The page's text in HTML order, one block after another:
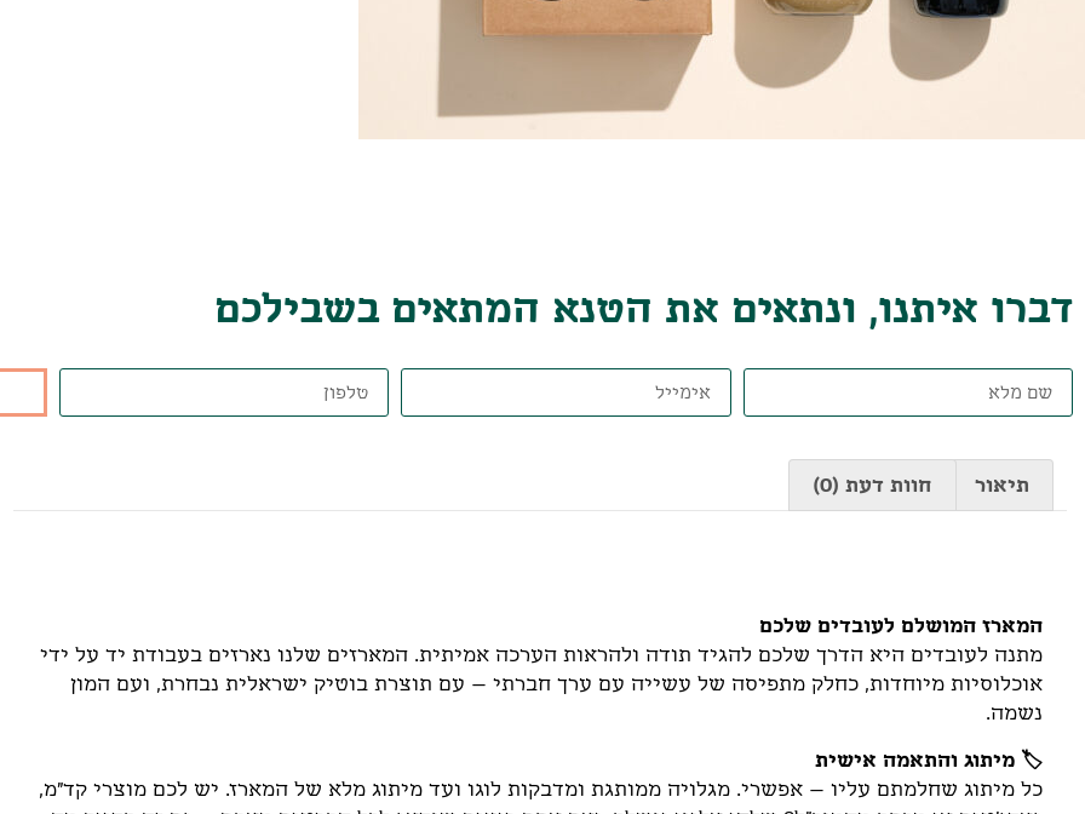
דברו איתנו, ונתאים את הטנא המתאים בשבילכם
תיאור חוות דעת (0)
המארז המושלם לעובדים שלכם
מתנה לעובדים היא הדרך שלכם להגיד תודה ולהראות הערכה אמיתית. המארזים שלנו נארזים בעבודת יד על ידי
אוכלוסיות מיוחדות, כחלק מתפיסה של עשייה עם ערך חברתי – עם תוצרת בוטיק ישראלית נבחרת, ועם המון
נשמה.
🏷️ מיתוג והתאמה אישית
כל מיתוג שחלמתם עליו – אפשרי. מגלויה ממותגת ומדבקות לוגו ועד מיתוג מלא של המארז. יש לכם מוצרי קד"מ,